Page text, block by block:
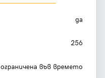
да
256
oграничена във времето